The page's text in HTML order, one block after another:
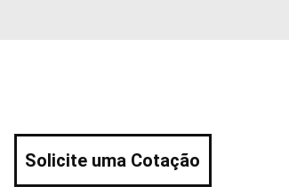
Solicite uma Cotação